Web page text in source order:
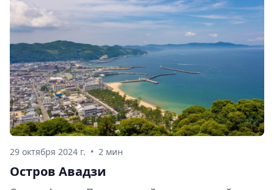
29 октября 2024 г. • 2 мин
Остров Авадзи